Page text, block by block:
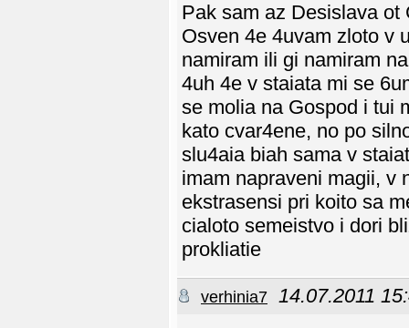
Pak sam az Desislava ot
Osven 4e 4uvam zloto v
namiram ili gi namiram
4uh 4e v staiata mi se
se molia na Gospod i tui
kato cvar4ene, no po
slu4aia biah sama v
imam napraveni magii, v
ekstrasensi pri koito sa
cialoto semeistvo i dori
prokliatie
verhinia7 14.07.2011